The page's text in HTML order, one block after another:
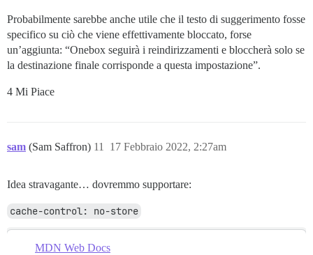
Probabilmente sarebbe anche utile che il testo di suggerimento fosse
specifico su ciò che viene effettivamente bloccato, forse
un’aggiunta: “Onebox seguirà i reindirizzamenti e bloccherà solo se
la destinazione finale corrisponde a questa impostazione”.
4 Mi Piace
sam (Sam Saffron) 17 Febbraio 2022, 2:27am
11
Idea stravagante… dovremmo supportare:
cache-control: no-store
MDN Web Docs